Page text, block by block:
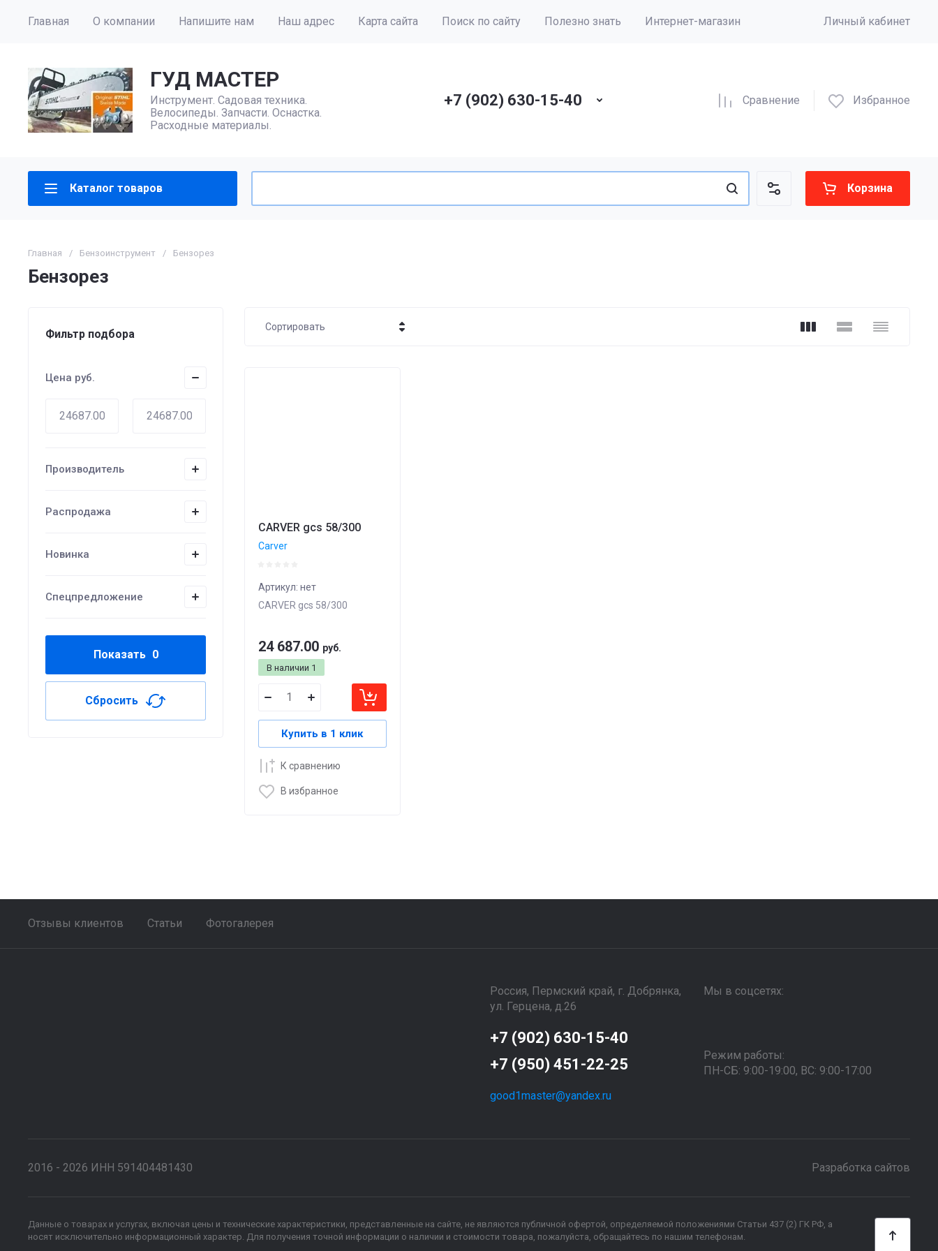
Главная О компании Напишите нам Наш адрес Карта сайта Поиск по сайту Полезно знать Интернет-магазин Личный кабинет
ГУД МАСТЕР
Инструмент. Садовая техника.
Велосипеды. Запчасти. Оснастка.
Расходные материалы.
+7 (902) 630-15-40 Сравнение Избранное
Каталог товаров Корзина
Главная / Бензоинструмент / Бензорез
Бензорез
Фильтр подбора
Цена руб.
Производитель
Распродажа
Новинка
Спецпредложение
Показать 0
Сбросить
Сортировать
CARVER gcs 58/300
Carver
Артикул: нет
CARVER gcs 58/300
В наличии 1
24 687.00 руб.
Купить в 1 клик
К сравнению
В избранное
Отзывы клиентов Статьи Фотогалерея
Россия, Пермский край, г. Добрянка,
ул. Герцена, д.26
+7 (902) 630-15-40
+7 (950) 451-22-25
good1master@yandex.ru
Мы в соцсетях:
Режим работы:
ПН-СБ: 9:00-19:00, ВС: 9:00-17:00
2016 - 2026 ИНН 591404481430 Разработка сайтов
Данные о товарах и услугах, включая цены и технические характеристики, представленные на сайте, не являются публичной офертой, определяемой положениями Статьи 437 (2) ГК РФ, а
носят исключительно информационный характер. Для получения точной информации о наличии и стоимости товара, пожалуйста, обращайтесь по нашим телефонам.